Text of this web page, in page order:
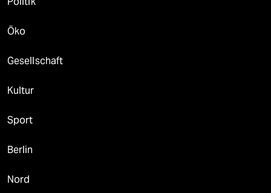
Öko
Gesellschaft
Kultur
Sport
Berlin
Nord